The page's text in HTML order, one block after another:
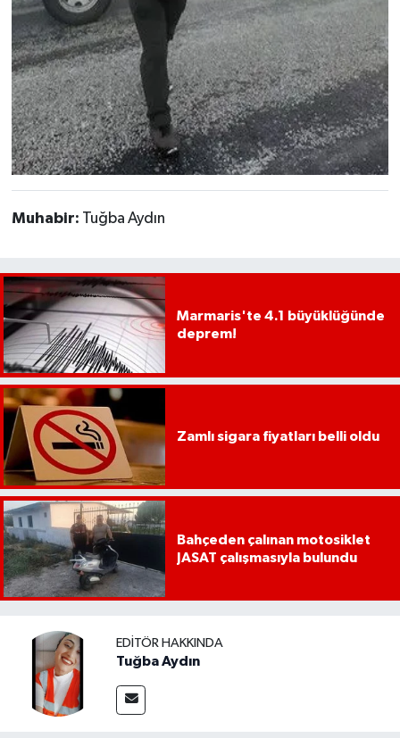
Muhabir: Tuğba Aydın
Marmaris'te 4.1 büyüklüğünde
deprem!
Zamlı sigara fiyatları belli oldu
Bahçeden çalınan motosiklet
JASAT çalışmasıyla bulundu
EDITÖR HAKKINDA
Tuğba Aydın